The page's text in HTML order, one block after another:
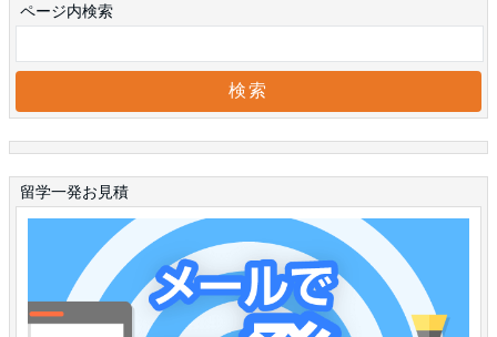
ページ内検索
留学一発お見積